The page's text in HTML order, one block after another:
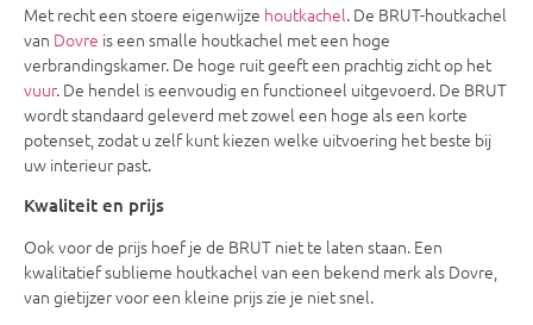
Met recht een stoere eigenwijze houtkachel. De BRUT-houtkachel
van Dovre is een smalle houtkachel met een hoge
verbrandingskamer. De hoge ruit geeft een prachtig zicht op het
vuur. De hendel is eenvoudig en functioneel uitgevoerd. De BRUT
wordt standaard geleverd met zowel een hoge als een korte
potenset, zodat u zelf kunt kiezen welke uitvoering het beste bij
uw interieur past.
Kwaliteit en prijs
Ook voor de prijs hoef je de BRUT niet te laten staan. Een
kwalitatief sublieme houtkachel van een bekend merk als Dovre,
van gietijzer voor een kleine prijs zie je niet snel.